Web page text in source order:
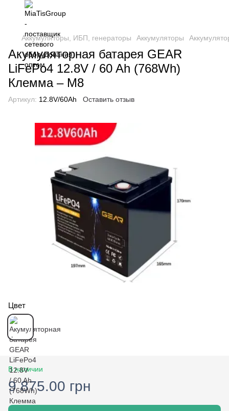
Аккумуляторы, ИБП, генераторы Аккумуляторы
Акумуляторная батарея GEAR
LiFePo4 12.8V / 60 Ah (768Wh)
Клемма – M8
Артикул: 12.8V/60Ah Оставить отзыв
Цвет
В наличии
9 875.00 грн